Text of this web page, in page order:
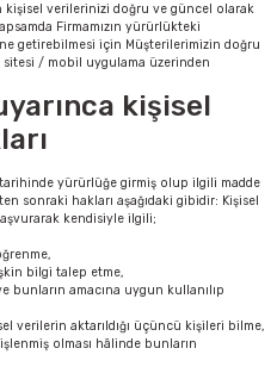
kişisel verilerinizi doğru ve güncel olarak
Firmamızın yürürlükteki
getirebilmesi için Müşterilerimizin doğru
/ mobil uygulama üzerinden
kişisel
tarihinde yürürlüğe girmiş olup ilgili madde
sonraki hakları aşağıdaki gibidir: Kişisel
kendisiyle ilgili;
bilgi talep etme,
bunların amacına uygun kullanılıp
verilerin aktarıldığı üçüncü kişileri bilme,
olması hâlinde bunların